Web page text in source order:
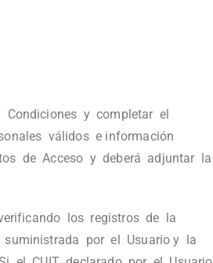
y completar el
válidos e información
de Acceso y deberá adjuntar la
los registros de la
suministrada por el Usuario y la